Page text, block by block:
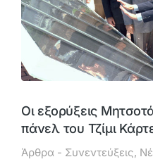
Οι εξορύξεις
πάνελ του Τζίμι
Άρθρα - Συνεντεύξεις,